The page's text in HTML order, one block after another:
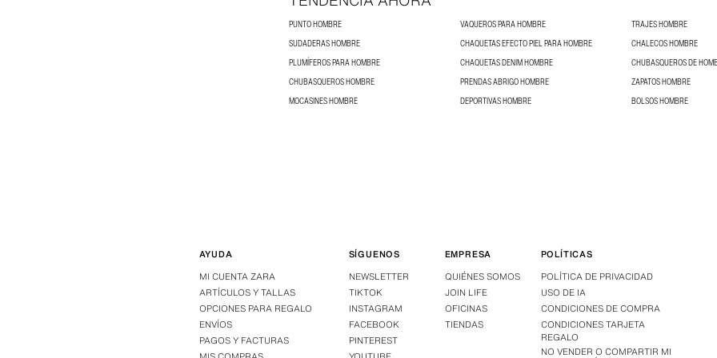
PUNTO HOMBRE VAQUEROS PARA HOMBRE
TRAJES HOMBRE
SUDADERAS HOMBRE
CHAQUETAS EFECTO PIEL PARA HOMBRE
CHALECOS HOMBRE
PLUMÍFEROS PARA HOMBRE
CHAQUETAS DENIM HOMBRE
CHUBASQUEROS DE
CHUBASQUEROS HOMBRE
PRENDAS ABRIGO HOMBRE
ZAPATOS HOMBRE
MOCASINES HOMBRE
DEPORTIVAS HOMBRE BOLSOS HOMBRE
AYUDA
MI CUENTA ZARA
ARTÍCULOS Y TALLAS
OPCIONES PARA REGALO
ENVÍOS
PAGOS Y FACTURAS
SÍGUENOS
NEWSLETTER
TIKTOK
INSTAGRAM
FACEBOOK
PINTEREST
EMPRESA
QUIÉNES SOMOS
JOIN LIFE
OFICINAS
TIENDAS
POLÍTICAS
POLÍTICA DE PRIVACIDAD
USO DE IA
CONDICIONES DE COMPRA
CONDICIONES TARJETA
REGALO
NO VENDER O COMPARTIR MI